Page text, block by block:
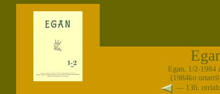
Egan, 1/2-1984
(1984ko
— 136.